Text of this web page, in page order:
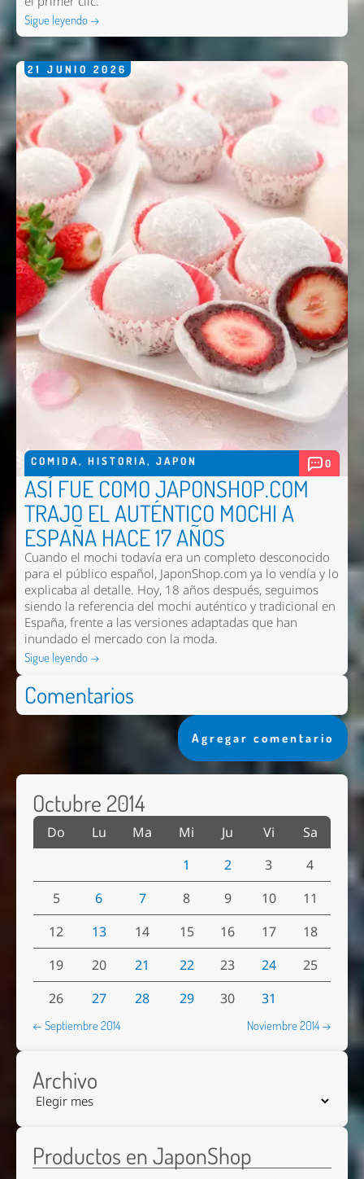
Sigue leyendo →
21 JUNIO 2026
COMIDA, HISTORIA, JAPON 0
ASÍ FUE COMO JAPONSHOP.COM
TRAJO EL AUTÉNTICO MOCHI A
ESPAÑA HACE 17 AÑOS
Cuando el mochi todavía era un completo desconocido
para el público español, JaponShop.com ya lo vendía y lo
explicaba al detalle. Hoy, 18 años después, seguimos
siendo la referencia del mochi auténtico y tradicional en
España, frente a las versiones adaptadas que han
inundado el mercado con la moda.
Sigue leyendo →
Comentarios
Agregar comentario
Octubre 2014
Do Lu Ma Mi Ju Vi
Sa
1
2 3
4
5
6 7 8 9 10
11
12
13 14 15 16 17
18
19
20 21 22 23 24
25
26
27 28 29 30 31
← Septiembre 2014 Noviembre 2014 →
Archivo
Productos en JaponShop